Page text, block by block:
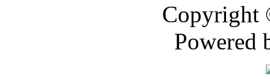
Powered